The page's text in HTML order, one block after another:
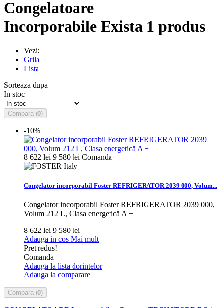
Congelatoare
Incorporabile Exista 1 produs
Vezi:
Grila
Lista
Sorteaza dupa
In stoc
Compara (0)
-10%
8 622 lei 9 580 lei Comanda
Congelator incorporabil Foster REFRIGERATOR 2039 000, Volum...
Congelator incorporabil Foster REFRIGERATOR 2039 000,
Volum 212 L, Clasa energetică A +
8 622 lei 9 580 lei
Adauga in cos Mai mult
Pret redus!
Comanda
Adauga la lista dorintelor
Adauga la comparare
Compara (0)